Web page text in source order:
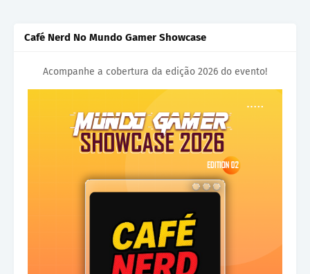
Café Nerd No Mundo Gamer Showcase
Acompanhe a cobertura da edição 2026 do evento!